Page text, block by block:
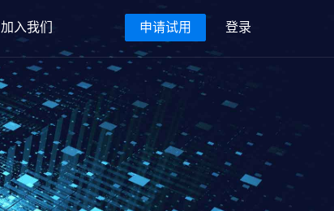
加入我们 申请试用 登录